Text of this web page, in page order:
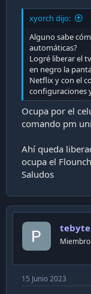
xyorch dijo:
Alguno sabe
automáticas?
Logré liberar el
en negro la
Netflix y con el
configuraciones
Ocupa por el
comando pm
Ahí queda
ocupa el
Saludos
15 Junio 2023